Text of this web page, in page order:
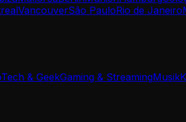
VancouverSão PauloRio de Janeiro
Tech & GeekGaming & StreamingMusik